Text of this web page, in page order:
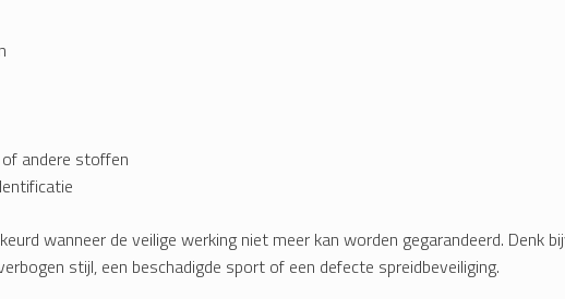
andere stoffen
wanneer de veilige werking niet meer kan worden gegarandeerd. Denk
stijl, een beschadigde sport of een defecte spreidbeveiliging.